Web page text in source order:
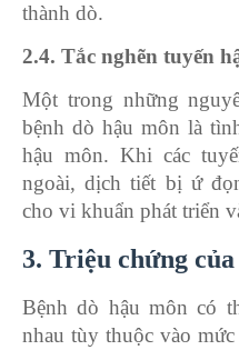
thành dò.
2.4. Tắc nghẽn tuyến
Một trong những
bệnh dò hậu môn là
hậu môn. Khi các
ngoài, dịch tiết bị ứ
cho vi khuẩn phát triển
3. Triệu chứng
Bệnh dò hậu môn có
nhau tùy thuộc vào